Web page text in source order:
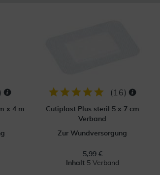
)
x 4 m
( 16)
Cutiplast Plus steril 5 x 7 cm
Verband
Zur Wundversorgung
5,99 €
Inhalt 5 Verband